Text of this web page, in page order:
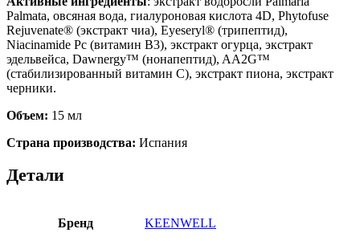
Palmata, овсяная вода, гиалуроновая кислота 4D, Phytofuse
Rejuvenate® (экстракт чиа), Eyeseryl® (трипептид),
Niacinamide Pc (витамин B3), экстракт огурца, экстракт
эдельвейса, Dawnergy™ (нонапептид), AA2G™
(стабилизированный витамин С), экстракт пиона, экстракт
черники.
Объем: 15 мл
Страна производства: Испания
Детали
Бренд KEENWELL